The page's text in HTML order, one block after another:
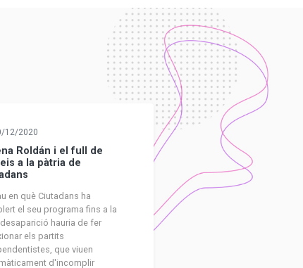
12/2020
Roldán i el full de
a la pàtria de
en què Ciutadans ha
el seu programa fins a la
hauria de fer
els partits
que viuen
d'incomplir